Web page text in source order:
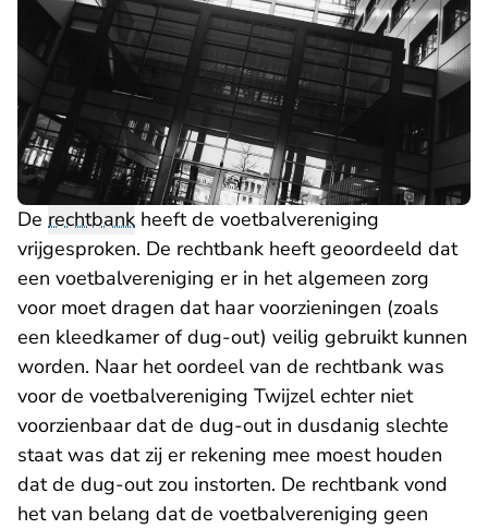
De rechtbank heeft de voetbalvereniging
vrijgesproken. De rechtbank heeft geoordeeld dat
een voetbalvereniging er in het algemeen zorg
voor moet dragen dat haar voorzieningen (zoals
een kleedkamer of dug-out) veilig gebruikt kunnen
worden. Naar het oordeel van de rechtbank was
voor de voetbalvereniging Twijzel echter niet
voorzienbaar dat de dug-out in dusdanig slechte
staat was dat zij er rekening mee moest houden
dat de dug-out zou instorten. De rechtbank vond
het van belang dat de voetbalvereniging geen